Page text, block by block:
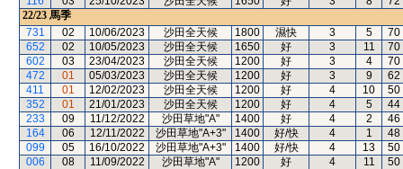
22/23 馬季
731
02 10/06/2023 沙田全天候 1800 濕快 3 5
70
652
02 10/05/2023 沙田全天候 1650 好 3 11
70
602
03 23/04/2023 沙田全天候 1200 好 3 4
70
472
01 05/03/2023 沙田全天候 1200 好 3 9
62
411
01 12/02/2023 沙田全天候 1200 好 4 10
50
352
01 21/01/2023 沙田全天候 1200 好 4 5
44
233
09 11/12/2022 沙田草地"A" 1400 好 4 2
46
164
06 12/11/2022 沙田草地"A+3" 1400 好/快 4 1
48
099
05 16/10/2022 沙田草地"A+3" 1400 好/快 4 13
50
006
08 11/09/2022 沙田草地"A" 1200 好 4 11
50